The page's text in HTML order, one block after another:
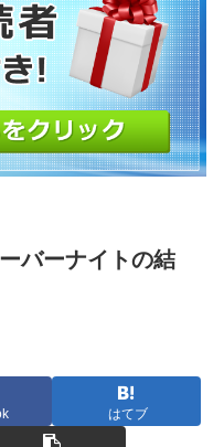
バーナイトの結
はてブ